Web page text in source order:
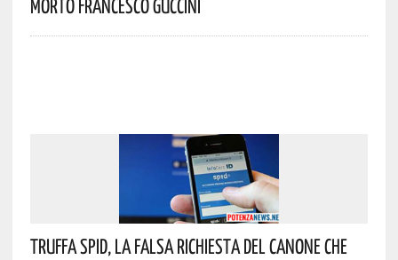
Morto Francesco Guccini
Truffa Spid, La Falsa Richiesta Del Canone Che